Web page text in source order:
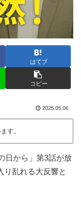
はてブ
コピー
2025.05.06
す。
日から」第3話が放
り乱れる大反響と